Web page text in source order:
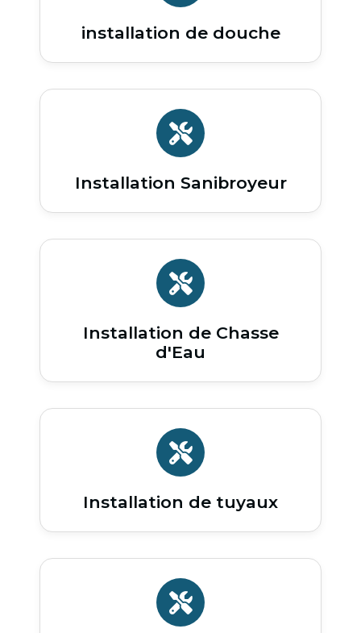
installation de douche
Installation Sanibroyeur
Installation de Chasse
d'Eau
Installation de tuyaux